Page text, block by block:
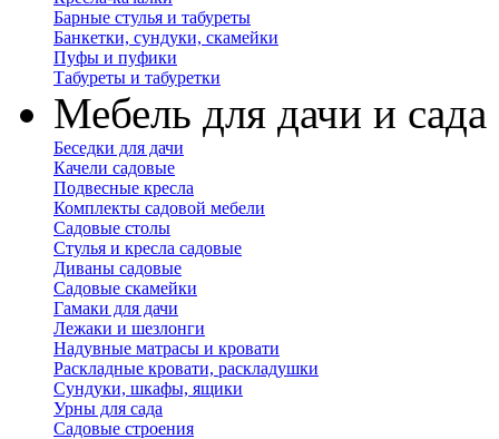
Барные стулья и табуреты
Банкетки, сундуки, скамейки
Пуфы и пуфики
Табуреты и табуретки
Мебель для дачи и сада
Беседки для дачи
Качели садовые
Подвесные кресла
Комплекты садовой мебели
Садовые столы
Стулья и кресла садовые
Диваны садовые
Садовые скамейки
Гамаки для дачи
Лежаки и шезлонги
Надувные матрасы и кровати
Раскладные кровати, раскладушки
Сундуки, шкафы, ящики
Урны для сада
Садовые строения